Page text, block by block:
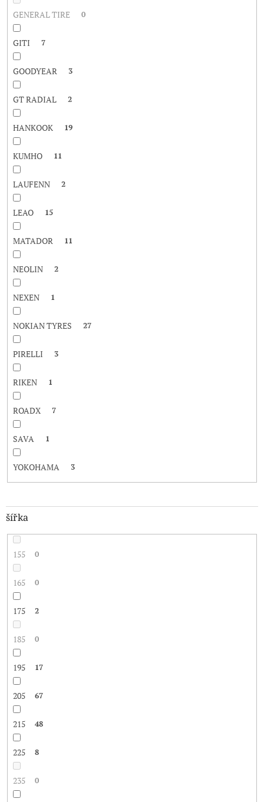
GENERAL TIRE 0
GITI 7
GOODYEAR 3
GT RADIAL 2
HANKOOK 19
KUMHO 11
LAUFENN 2
LEAO 15
MATADOR 11
NEOLIN 2
NEXEN 1
NOKIAN TYRES 27
PIRELLI 3
RIKEN 1
ROADX 7
SAVA 1
YOKOHAMA 3
šířka
155 0
165 0
175 2
185 0
195 17
205 67
215 48
225 8
235 0